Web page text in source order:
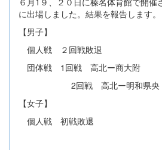
に出場しました。結果を報告します。
【男子】
個人戦 ２回戦敗退
団体戦 1回戦 高北ー商大附
2回戦 高北ー明和県央
【女子】
個人戦 初戦敗退